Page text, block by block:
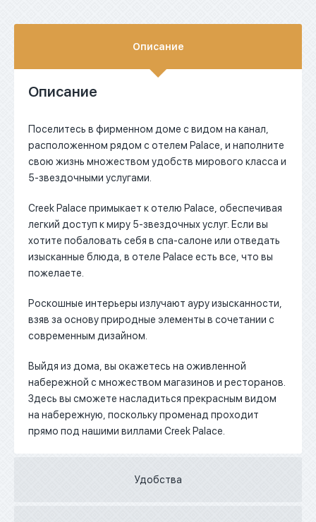
Описание
Описание
Поселитесь в фирменном доме с видом на канал,
расположенном рядом с отелем Palace, и наполните
свою жизнь множеством удобств мирового класса и
5-звездочными услугами.
Creek Palace примыкает к отелю Palace, обеспечивая
легкий доступ к миру 5-звездочных услуг. Если вы
хотите побаловать себя в спа-салоне или отведать
изысканные блюда, в отеле Palace есть все, что вы
пожелаете.
Роскошные интерьеры излучают ауру изысканности,
взяв за основу природные элементы в сочетании с
современным дизайном.
Выйдя из дома, вы окажетесь на оживленной
набережной с множеством магазинов и ресторанов.
Здесь вы сможете насладиться прекрасным видом
на набережную, поскольку променад проходит
прямо под нашими виллами Creek Palace.
Удобства